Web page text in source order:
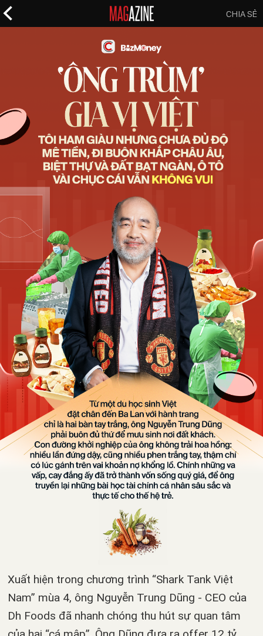
CHIA SẺ
Xuất hiện trong chương trình “Shark Tank Việt
Nam” mùa 4, ông Nguyễn Trung Dũng - CEO của
Dh Foods đã nhanh chóng thu hút sự quan tâm